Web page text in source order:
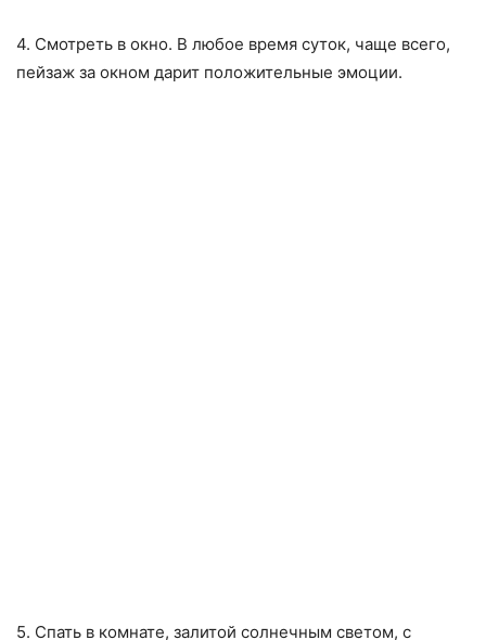
4. Смотреть в окно. В любое время суток, чаще всего,
пейзаж за окном дарит положительные эмоции.
5. Спать в комнате, залитой солнечным светом, с